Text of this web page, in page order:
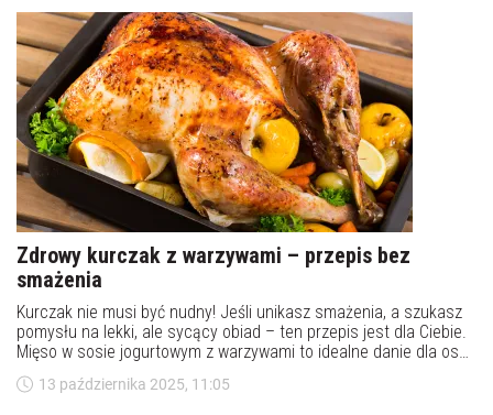
Zdrowy kurczak z warzywami – przepis bez
smażenia
Kurczak nie musi być nudny! Jeśli unikasz smażenia, a szukasz
pomysłu na lekki, ale sycący obiad – ten przepis jest dla Ciebie.
Mięso w sosie jogurtowym z warzywami to idealne danie dla osób
dbających o sylwetkę.
13 października 2025, 11:05